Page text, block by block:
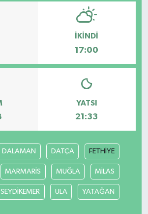
İKINDI
17:00
YATSI
21:33
DALAMAN DATÇA FETHİYE
MARMARİS MUĞLA MİLAS
SEYDİKEMER ULA YATAĞAN